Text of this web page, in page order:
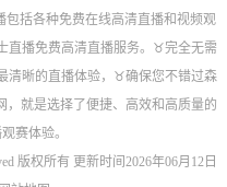
包括各种免费在线高清直播和视频观
直播免费高清直播服务。♉️完全无需
清晰的直播体验，♉️确保您不错过森
，就是选择了便捷、高效和高质量的
赛体验。
版权所有 更新时间2026年06月12日